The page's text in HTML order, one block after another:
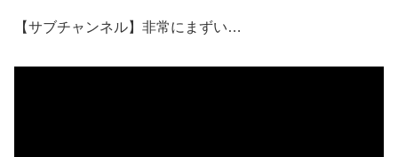
【サブチャンネル】非常にまずい…